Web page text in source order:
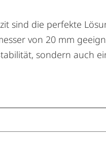
sind die perfekte
von 20 mm
sondern auch